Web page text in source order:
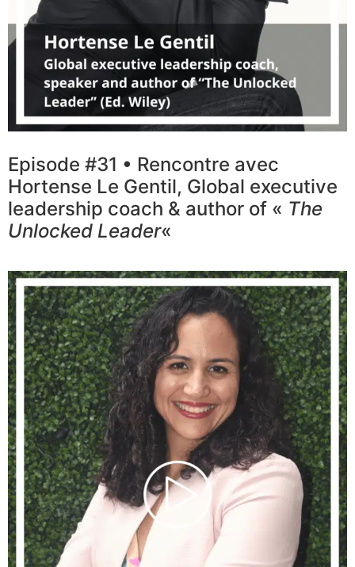
Episode #31 • Rencontre avec
Hortense Le Gentil, Global executive
leadership coach & author of « The
Unlocked Leader«